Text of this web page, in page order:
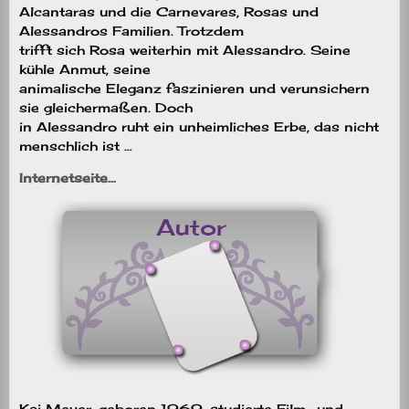
Alcantaras und die Carnevares, Rosas und
Alessandros Familien. Trotzdem
trifft sich Rosa weiterhin mit Alessandro. Seine
kühle Anmut, seine
animalische Eleganz faszinieren und verunsichern
sie gleichermaßen. Doch
in Alessandro ruht ein unheimliches Erbe, das nicht
menschlich ist …
Internetseite…